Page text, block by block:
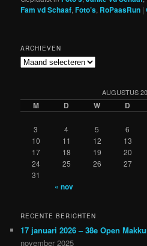
Fam vd Schaaf,Foto’s, RoPaasRun |
ARCHIEVEN
Archieven
AUGUSTUS
M D W D
3
4 5 6
10
11 12 13
17
18 19 20
24
25 26 27
31
« nov
RECENTE BERICHTEN
17 januari 2026 – 38e Open
november 2025